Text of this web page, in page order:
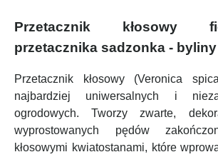
Przetacznik kłosowy
przetacznika sadzonka - byliny
Przetacznik kłosowy (Veronica
najbardziej uniwersalnych i
ogrodowych. Tworzy zwarte,
wyprostowanych pędów
kłosowymi kwiatostanami, które